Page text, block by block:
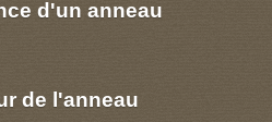
d'un anneau
de l'anneau